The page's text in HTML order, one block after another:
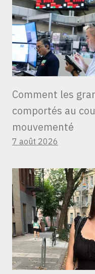
Comment les
comportés au
mouvementé
7 août 2026